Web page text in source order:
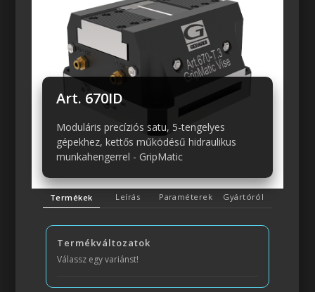
Art. 670ID
Moduláris precíziós satu, 5-tengelyes
gépekhez, kettős működésű hidraulikus
munkahengerrel - GripMatic
Termékek Leírás Paraméterek Gyártóról
Termékváltozatok
Válassz egy variánst!